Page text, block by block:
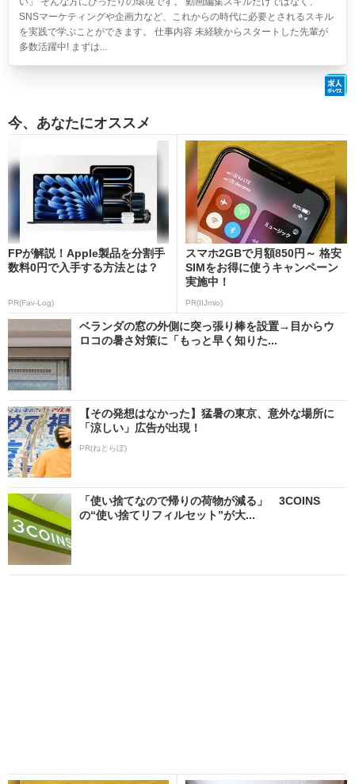
SNSマーケティングや企画力など、これからの時代に必要とされるスキル
を実践で学ぶことができます。 仕事内容 未経験からスタートした先輩が
多数活躍中! まずは...
今、あなたにオススメ
FPが解説！Apple製品を分割手
数料0円で入手する方法とは？
PR(Fav-Log)
スマホ2GBで月額850円～ 格安
SIMをお得に使うキャンペーン
実施中！
PR(IIJmio)
ベランダの窓の外側に突っ張り棒を設置→目からウ
ロコの暑さ対策に「もっと早く知りた...
【その発想はなかった】猛暑の東京、意外な場所に
「涼しい」広告が出現！
PR(ねとらぼ)
「使い捨てなので帰りの荷物が減る」 3COINS
の“使い捨てリフィルセット”が大...